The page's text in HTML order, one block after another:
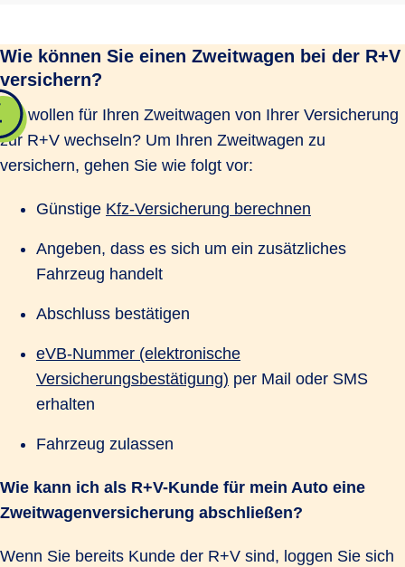
Wie können Sie einen Zweitwagen bei der R+V
versichern?
Sie wollen für Ihren Zweitwagen von Ihrer Versicherung
zur R+V wechseln? Um Ihren Zweitwagen zu
versichern, gehen Sie wie folgt vor:
Günstige Kfz-Versicherung berechnen
Angeben, dass es sich um ein zusätzliches
Fahrzeug handelt
Abschluss bestätigen
eVB-Nummer (elektronische
Versicherungsbestätigung) per Mail oder SMS
erhalten
Fahrzeug zulassen
Wie kann ich als R+V-Kunde für mein Auto eine
Zweitwagenversicherung abschließen?
Wenn Sie bereits Kunde der R+V sind, loggen Sie sich